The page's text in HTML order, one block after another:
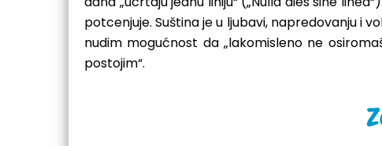
potcenjuje. Suština je u ljubavi, napredovanju i
nudim mogućnost da „lakomisleno ne
postojim“.